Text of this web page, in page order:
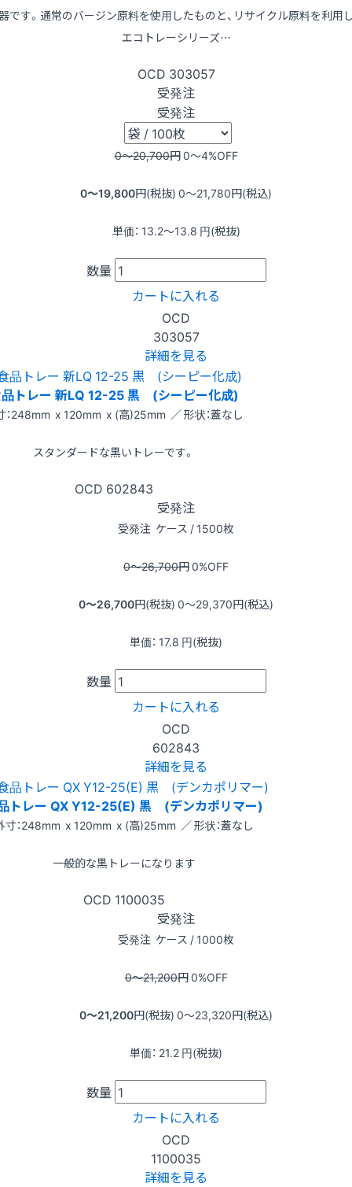
です。通常のバージン原料を使用したものと、リサイクル原料を利用
エコトレーシリーズ…
OCD 303057
受発注
受発注
0〜20,700円0〜4%OFF
0〜19,800円(税抜) 0〜21,780円(税込)
単価： 13.2〜13.8 円(税抜)
数量
カートに入れる
OCD
303057
詳細を見る
トレー 新LQ 12-25 黒 (シーピー化成)
：248mm x 120mm x (高)25mm ／ 形状：蓋なし
スタンダードな黒いトレーです。
OCD 602843
受発注
受発注 ケース / 1500枚
0〜26,700円0%OFF
0〜26,700円(税抜) 0〜29,370円(税込)
単価： 17.8 円(税抜)
数量
カートに入れる
OCD
602843
詳細を見る
トレー QX Y12-25(E) 黒 (デンカポリマー)
寸：248mm x 120mm x (高)25mm ／ 形状：蓋なし
一般的な黒トレーになります
OCD 1100035
受発注
受発注 ケース / 1000枚
0〜21,200円0%OFF
0〜21,200円(税抜) 0〜23,320円(税込)
単価： 21.2 円(税抜)
数量
カートに入れる
OCD
1100035
詳細を見る